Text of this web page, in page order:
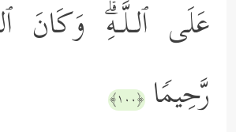
عَلَى ٱلـلَّـهِۗ وَكَانَ
رَّحِیمࣰا ﴿١٠٠﴾